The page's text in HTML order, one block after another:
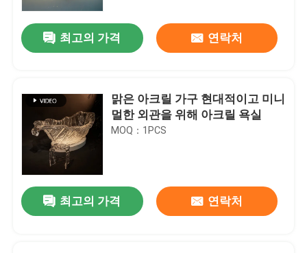
최고의 가격 연락처
맑은 아크릴 가구 현대적이고 미니
멀한 외관을 위해 아크릴 욕실
MOQ：1PCS
최고의 가격 연락처